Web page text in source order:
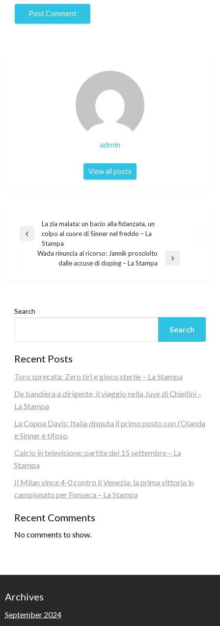
admin
View all posts
navigation
Previous
La zia malata: un bacio alla fidanzata, un
colpo al cuore di Sinner nel freddo – La
Stampa
Wada rinuncia al ricorso: Jannik prosciolto
dalle accuse di doping – La Stampa
Search
Search
Recent Posts
Toro sprecata: Zero tiri e gioco sterile – La Stampa
De bandiera a dirigente, il viaggio nella Juve di Chiellini –
La Stampa
La Coppa Davis: Italia disputa il primo posto con l’Olanda
e Sinner è tifoso.
Calcio in televisione: partite del 15 settembre – La
Stampa
Il Milan vince 4-0 contro il Venezia: la prima vittoria in
campionato per Fonseca – La Stampa
Recent Comments
No comments to show.
Archives
September 2024